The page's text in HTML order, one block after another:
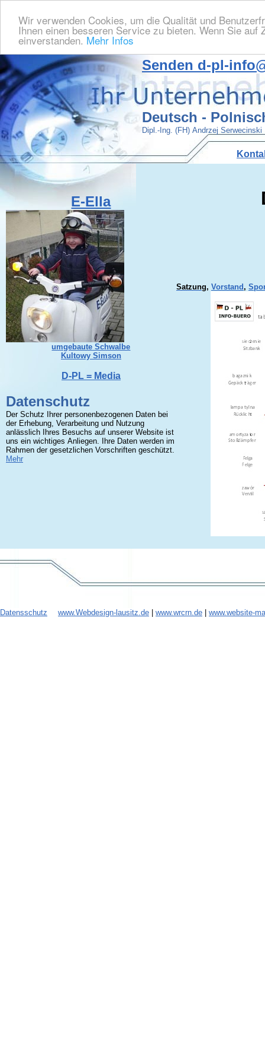
Wir verwenden Cookies, um die Qualität und
Ihnen einen besseren Service zu bieten. Wenn Sie
einverstanden. Mehr Infos
Senden d-pl-
Deutsch -
Dipl.-Ing. (FH) Andrzej Serwecinski
E-Ella
umgebaute Schwalbe
Kultowy Simson
D-PL = Media
Datenschutz
Der Schutz Ihrer personenbezogenen Daten bei
der Erhebung, Verarbeitung und Nutzung
anlässlich Ihres Besuchs auf unserer Website ist
uns ein wichtiges Anliegen. Ihre Daten werden im
Rahmen der gesetzlichen Vorschriften geschützt.
Mehr
Satzung, Vorstand,
Datensschutz www.Webdesign-lausitz.de www.wrcrn.de www.website-